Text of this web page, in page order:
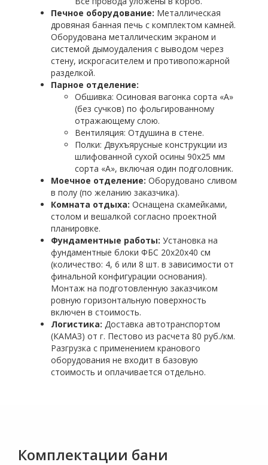
Печное оборудование: Металлическая
дровяная банная печь с комплектом камней.
Оборудована металлическим экраном и
системой дымоудаления с выводом через
стену, искрогасителем и противопожарной
разделкой.
Парное отделение:
Обшивка: Осиновая вагонка сорта «А»
(без сучков) по фольгированному
отражающему слою.
Вентиляция: Отдушина в стене.
Полки: Двухъярусные конструкции из
шлифованной сухой осины 90х25 мм
сорта «А», включая один подголовник.
Моечное отделение: Оборудовано сливом
в полу (по желанию заказчика).
Комната отдыха: Оснащена скамейками,
столом и вешалкой согласно проектной
планировке.
Фундаментные работы: Установка на
фундаментные блоки ФБС 20х20х40 см
(количество: 4, 6 или 8 шт. в зависимости от
финальной конфигурации основания).
Монтаж на подготовленную заказчиком
ровную горизонтальную поверхность
включен в стоимость.
Логистика: Доставка автотранспортом
(КАМАЗ) от г. Пестово из расчета 80 руб./км.
Разгрузка с применением кранового
оборудования не входит в базовую
стоимость и оплачивается отдельно.
Комплектации бани